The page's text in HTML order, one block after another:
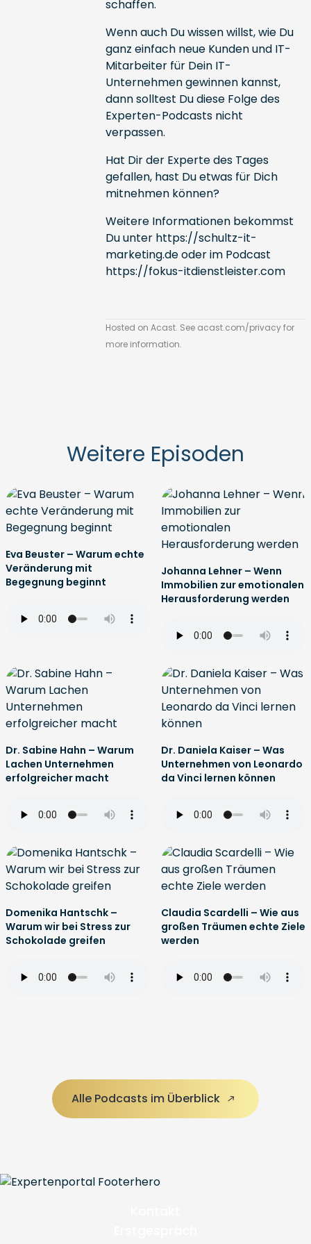
schaffen.
Wenn auch Du wissen willst, wie Du
ganz einfach neue Kunden und IT-
Mitarbeiter für Dein IT-
Unternehmen gewinnen kannst,
dann solltest Du diese Folge des
Experten-Podcasts nicht
verpassen.
Hat Dir der Experte des Tages
gefallen, hast Du etwas für Dich
mitnehmen können?
Weitere Informationen bekommst
Du unter https://schultz-it-
marketing.deoder im Podcast
https://fokus-itdienstleister.com
Hosted on Acast. See acast.com/privacyfor
more information.
Weitere Episoden
Eva Beuster – Warum echte
Veränderung mit
Begegnung beginnt
Johanna Lehner – Wenn
Immobilien zur emotionalen
Herausforderung werden
Dr. Sabine Hahn – Warum
Lachen Unternehmen
erfolgreicher macht
Dr. Daniela Kaiser – Was
Unternehmen von Leonardo
da Vinci lernen können
Domenika Hantschk –
Warum wir bei Stress zur
Schokolade greifen
Claudia Scardelli – Wie aus
großen Träumen echte Ziele
werden
Alle Podcasts im Überblick